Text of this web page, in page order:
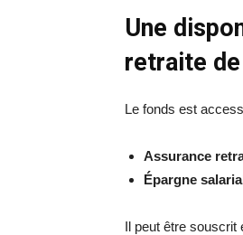
Une
retraite
Le fonds est
Assurance
Épargne
Il peut être souscrit